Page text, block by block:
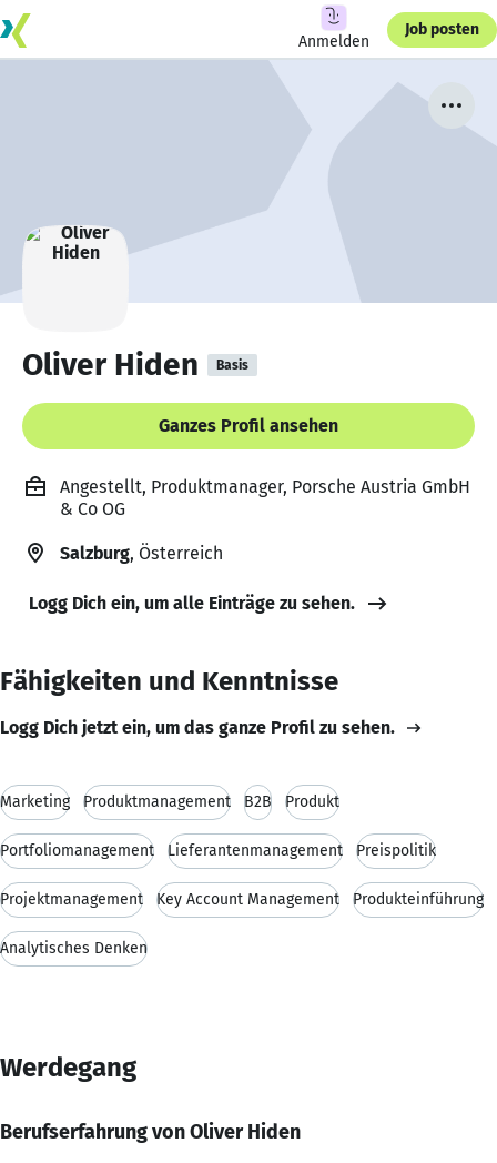
Anmelden
Job posten
Oliver Hiden Basis
Ganzes Profil ansehen
Angestellt, Produktmanager, Porsche Austria GmbH
& Co OG
Salzburg, Österreich
Logg Dich ein, um alle Einträge zu sehen.
Fähigkeiten und Kenntnisse
Logg Dich jetzt ein, um das ganze Profil zu sehen.
Marketing Produktmanagement B2B Produkt
Portfoliomanagement Lieferantenmanagement Preispolitik
Projektmanagement Key Account Management Produkteinführung
Analytisches Denken
Werdegang
Berufserfahrung von Oliver Hiden